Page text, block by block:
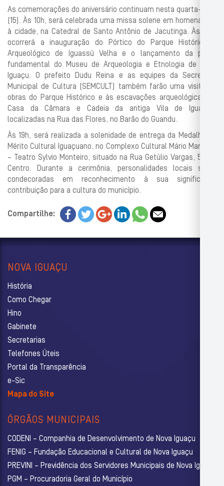
As comemorações do aniversário continuam nesta quarta-feira
(15). Às 10h, será celebrada uma missa solene em homenagem
à cidade, na Catedral de Santo Antônio de Jacutinga. Às 14h,
ocorrerá a inauguração do Pórtico do Parque Histórico e
Arqueológico de Iguassú Velha e o lançamento da pedra
fundamental do Museu de Arqueologia e Etnologia de Nova
Iguaçu. O prefeito Dudu Reina e as equipes da Secretaria
Municipal de Cultura (SEMCULT) também farão uma visita às
obras do Parque Histórico e às escavações arqueológicas da
Casa da Câmara e Cadeia da antiga Vila de Iguassú,
localizadas na Rua das Flores, no Barão do Guandu.
Às 19h, será realizada a solenidade de entrega da Medalha de
Mérito Cultural Iguaçuano, no Complexo Cultural Mário Marques
– Teatro Sylvio Monteiro, situado na Rua Getúlio Vargas, 51, no
Centro. Durante a cerimônia, personalidades locais serão
condecoradas em reconhecimento à sua significativa
contribuição para a cultura do município.
Compartilhe:
NOVA IGUAÇU
História
Como Chegar
Hino
Gabinete
Secretarias
Telefones Úteis
Portal da Transparência
e-Sic
Mapa do Site
ÓRGÃOS MUNICIPAIS
CODENI – Companhia de Desenvolvimento de Nova Iguaçu
FENIG – Fundação Educacional e Cultural de Nova Iguaçu
PREVINI – Previdência dos Servidores Municipais de Nova Iguaçu
PGM – Procuradoria Geral do Município